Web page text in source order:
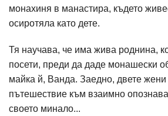
монахиня в манастира, където
осиротяла като дете.
Тя научава, че има жива роднина,
посети, преди да даде монашески
майка й, Ванда. Заедно, двете жени
пътешествие към взаимно
своето минало...